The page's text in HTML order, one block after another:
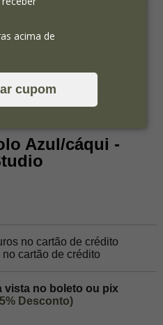
acima de
cupom
Azul/cáqui -
no cartão de crédito
no cartão de crédito
vista no boleto ou pix
Desconto)